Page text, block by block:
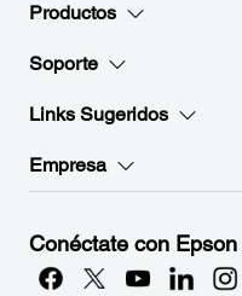
Productos
Soporte
Links Sugeridos
Empresa
Conéctate con Epson